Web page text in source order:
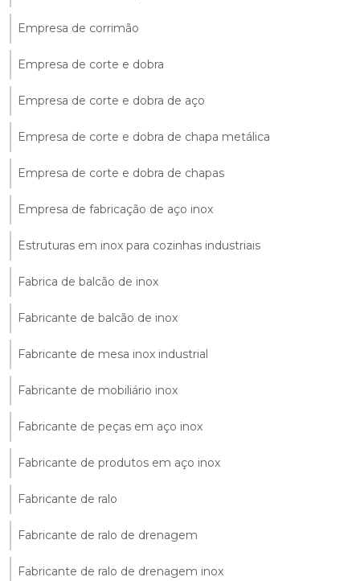
Empresa de corrimão
Empresa de corte e dobra
Empresa de corte e dobra de aço
Empresa de corte e dobra de chapa metálica
Empresa de corte e dobra de chapas
Empresa de fabricação de aço inox
Estruturas em inox para cozinhas industriais
Fabrica de balcão de inox
Fabricante de balcão de inox
Fabricante de mesa inox industrial
Fabricante de mobiliário inox
Fabricante de peças em aço inox
Fabricante de produtos em aço inox
Fabricante de ralo
Fabricante de ralo de drenagem
Fabricante de ralo de drenagem inox